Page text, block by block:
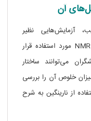
آن
آزمایش‌هایی نظیر
کروماتوگرافی، طیف‌سنجی UV-Vis و NMR مورد استفاده قرار
می‌توانند ساختار
خلوص آن را بررسی
از نارینگین به شرح